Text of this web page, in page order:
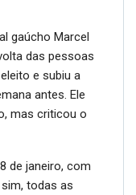
gaúcho Marcel
das pessoas
e subiu a
antes. Ele
mas criticou o
de janeiro, com
todas as